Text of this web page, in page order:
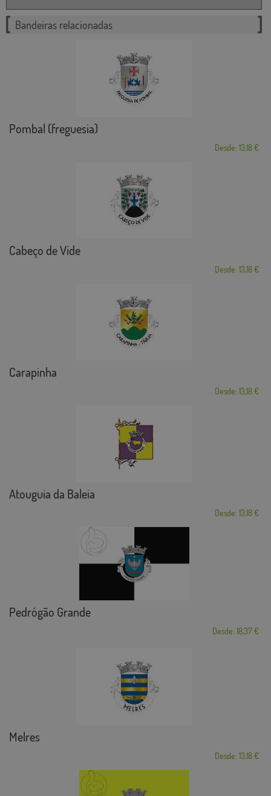
Bandeiras relacionadas
Pombal (freguesia)
Desde: 13,18 €
Cabeço de Vide
Desde: 13,18 €
Carapinha
Desde: 13,18 €
Atouguia da Baleia
Desde: 13,18 €
Pedrógão Grande
Desde: 18,37 €
Melres
Desde: 13,18 €